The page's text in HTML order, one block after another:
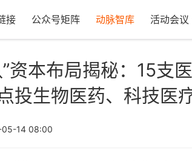
接 公众号矩阵 动脉智库 活动会议
”资本布局揭秘：15支
投生物医药、科技医
05-14 08:00